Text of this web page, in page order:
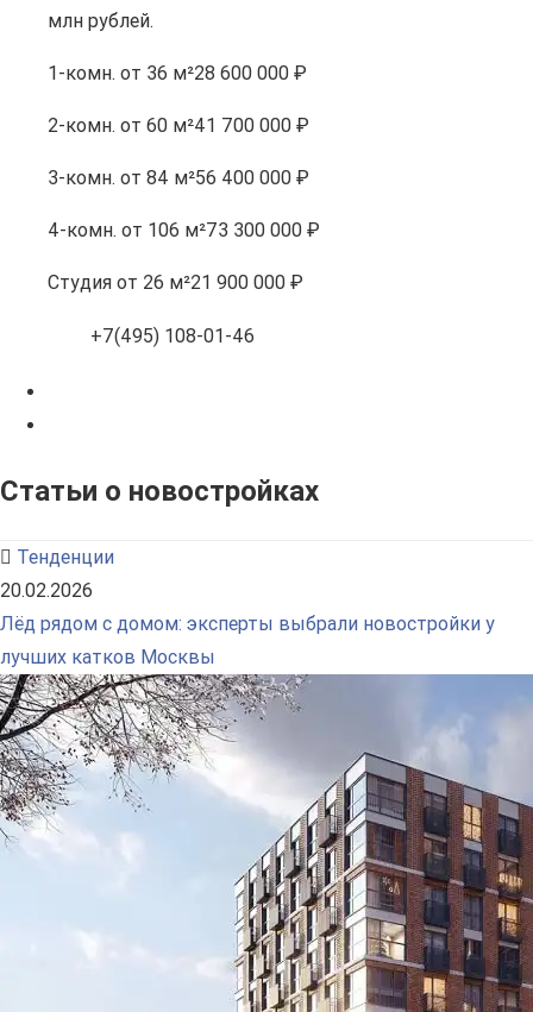
млн рублей.
1-комн. от 36 м²28 600 000 ₽
2-комн. от 60 м²41 700 000 ₽
3-комн. от 84 м²56 400 000 ₽
4-комн. от 106 м²73 300 000 ₽
Студия от 26 м²21 900 000 ₽
+7(495) 108-01-46
Статьи о новостройках
Тенденции
20.02.2026
Лёд рядом с домом: эксперты выбрали новостройки у
лучших катков Москвы